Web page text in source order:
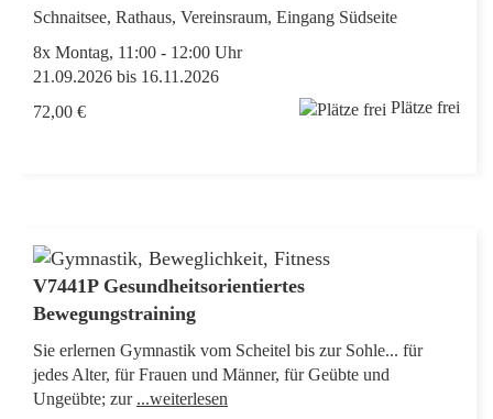
Schnaitsee, Rathaus, Vereinsraum, Eingang Südseite
8x Montag, 11:00 - 12:00 Uhr
21.09.2026 bis 16.11.2026
72,00 €
Plätze frei
V7441P Gesundheitsorientiertes
Bewegungstraining
Sie erlernen Gymnastik vom Scheitel bis zur Sohle... für
jedes Alter, für Frauen und Männer, für Geübte und
Ungeübte; zur ...weiterlesen